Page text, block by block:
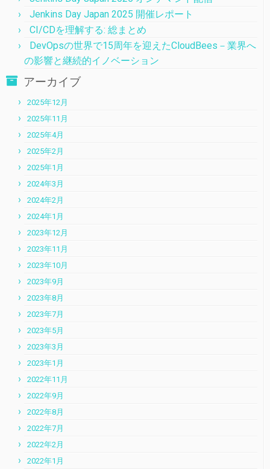
Jenkins Day Japan 2025 開催レポート
CI/CDを理解する: 総まとめ
DevOpsの世界で15周年を迎えたCloudBees－業界へ
の影響と継続的イノベーション
アーカイブ
2025年12月
2025年11月
2025年4月
2025年2月
2025年1月
2024年3月
2024年2月
2024年1月
2023年12月
2023年11月
2023年10月
2023年9月
2023年8月
2023年7月
2023年5月
2023年3月
2023年1月
2022年11月
2022年9月
2022年8月
2022年7月
2022年2月
2022年1月